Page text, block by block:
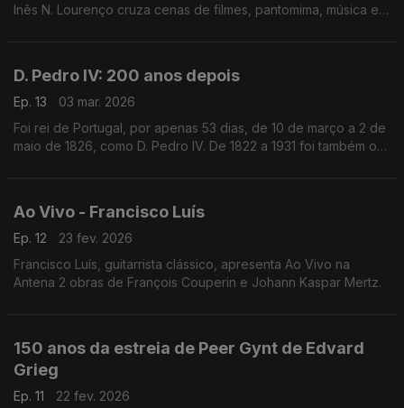
Inês N. Lourenço cruza cenas de filmes, pantomima, música e
D. Pedro IV: 200 anos depois
Ep. 13
03 mar. 2026
Foi rei de Portugal, por apenas 53 dias, de 10 de março a 2 de
maio de 1826, como D. Pedro IV. De 1822 a 1931 foi também o
Ao Vivo - Francisco Luís
Ep. 12
23 fev. 2026
Francisco Luís, guitarrista clássico, apresenta Ao Vivo na
Antena 2 obras de François Couperin e Johann Kaspar Mertz.
150 anos da estreia de Peer Gynt de Edvard
Grieg
Ep. 11
22 fev. 2026